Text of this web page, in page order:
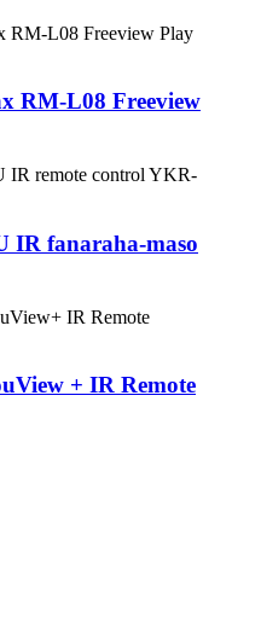
RM-L08 Freeview
IR fanaraha-maso
+ IR Remote